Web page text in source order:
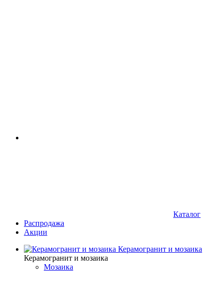
Каталог
Распродажа
Акции
Керамогранит и мозаика
Керамогранит и мозаика
Мозаика